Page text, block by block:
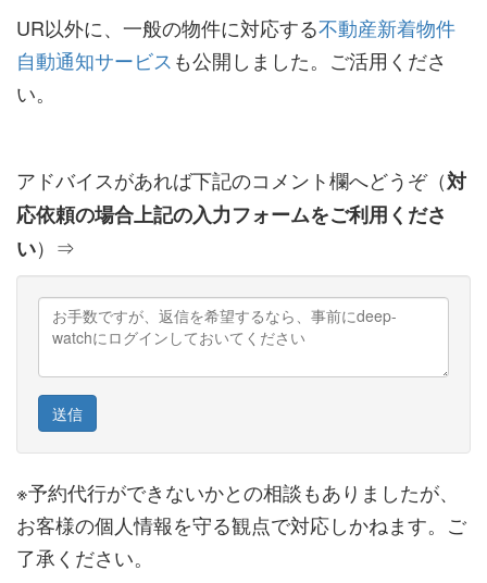
UR以外に、一般の物件に対応する不動産新着物件
自動通知サービスも公開しました。ご活用くださ
い。
アドバイスがあれば下記のコメント欄へどうぞ（対
応依頼の場合上記の入力フォームをご利用くださ
い）⇒
※予約代行ができないかとの相談もありましたが、
お客様の個人情報を守る観点で対応しかねます。ご
了承ください。